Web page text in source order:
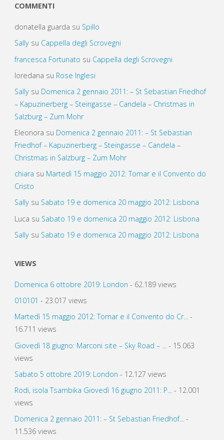
COMMENTI
donatella guarda su Spillo
Sallysu Cappella degli Scrovegni
francesca Fortunato su Cappella degli Scrovegni
loredana su Rose Inglesi
Sallysu Domenica 2 gennaio 2011: – St Sebastian Friedhof
– Kapuzinerberg – Steingasse – Candela – Christmas in
Salzburg – Zum Mohr
Eleonora su Domenica 2 gennaio 2011: – St Sebastian
Friedhof – Kapuzinerberg – Steingasse – Candela –
Christmas in Salzburg – Zum Mohr
chiara su Martedì 15 maggio 2012: Tomar e il Convento do
Cristo
Sallysu Sabato 19 e domenica 20 maggio 2012: Lisbona
Luca su Sabato 19 e domenica 20 maggio 2012: Lisbona
Sallysu Sabato 19 e domenica 20 maggio 2012: Lisbona
VIEWS
Domenica 6 ottobre 2019: London - 62.189 views
010101 - 23.017 views
Martedì 15 maggio 2012: Tomar e il Convento do Cr...-
16.711 views
Giovedì 18 giugno: Marconi site – Sky Road – ...
- 15.063
views
Sabato 5 ottobre 2019: London - 12.127 views
Rodi, isola Tsambika Giovedì 16 giugno 2011: P...- 12.001
views
Domenica 2 gennaio 2011: – St Sebastian Friedhof...-
11.536 views